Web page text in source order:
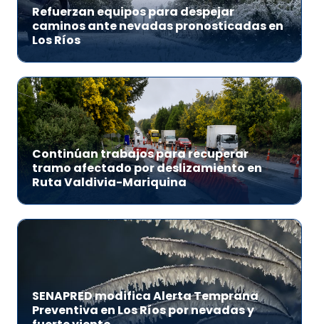
Refuerzan equipos para despejar
caminos ante nevadas pronosticadas en
Los Ríos
Continúan trabajos para recuperar
tramo afectado por deslizamiento en
Ruta Valdivia-Mariquina
SENAPRED modifica Alerta Temprana
Preventiva en Los Ríos por nevadas y